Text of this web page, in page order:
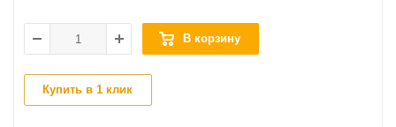
В корзину
Купить в 1 клик